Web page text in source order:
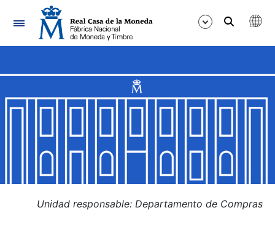
Navegación
Mostrar/Ocultar
Mostrar/Ocultar
Mostrar/Ocultar
Unidad responsable: Departamento de Compras